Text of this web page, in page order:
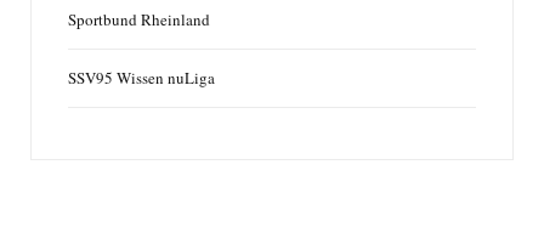
Sportbund Rheinland
SSV95 Wissen nuLiga